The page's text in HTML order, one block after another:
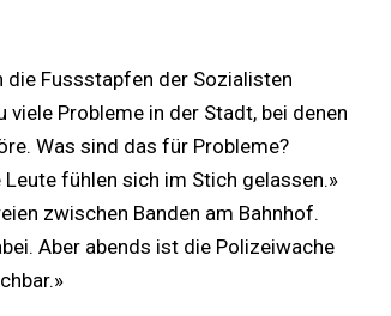
die Fussstapfen der Sozialisten
viele Probleme in der Stadt, bei denen
Was sind das für Probleme?
fühlen sich im Stich gelassen.»
zwischen Banden am Bahnhof.
Aber abends ist die Polizeiwache